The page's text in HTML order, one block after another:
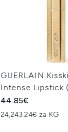
GUERLAIN
Intense Lipstick
44.85€
24,243.24€ za KG